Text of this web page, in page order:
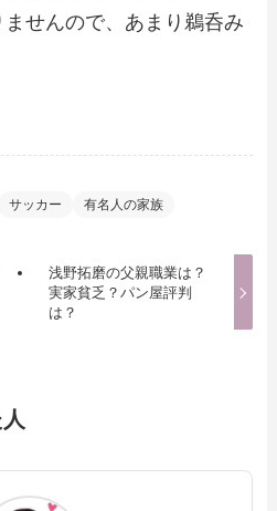
せんので、あまり鵜呑み
サッカー 有名人の家族
浅野拓磨の父親職業は？
実家貧乏？パン屋評判
は？